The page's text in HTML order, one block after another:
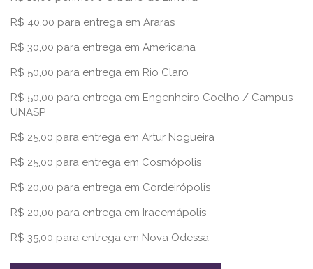
R$ 40,00 para entrega em Araras
R$ 30,00 para entrega em Americana
R$ 50,00 para entrega em Rio Claro
R$ 50,00 para entrega em Engenheiro Coelho / Campus
UNASP
R$ 25,00 para entrega em Artur Nogueira
R$ 25,00 para entrega em Cosmópolis
R$ 20,00 para entrega em Cordeirópolis
R$ 20,00 para entrega em Iracemápolis
R$ 35,00 para entrega em Nova Odessa